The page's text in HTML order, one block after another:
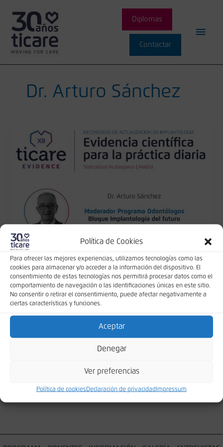
Política de Cookies
Para ofrecer las mejores experiencias, utilizamos tecnologías como las
cookies para almacenar y/o acceder a la información del dispositivo. El
consentimiento de estas tecnologías nos permitirá procesar datos como el
comportamiento de navegación o las identificaciones únicas en este sitio.
No consentir o retirar el consentimiento, puede afectar negativamente a
ciertas características y funciones.
Aceptar
Denegar
Ver preferencias
Política de cookies Declaración de privacidad Impressum
contenido
Diplomas
Contactar
Dr. Arturo Sánchez
excelencia y la innovación convergen para transformar la
eminentes expertos que compartirán sus conocimientos y
y la estética dental. El Dr. Jerián González […]
Implantología
del
futuro
Leer más »